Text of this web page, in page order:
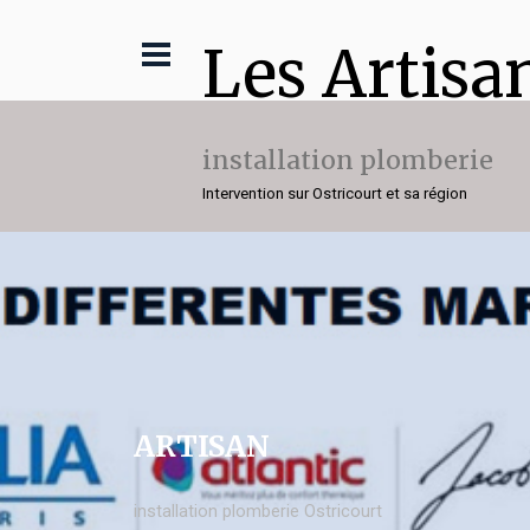
Les
installation plomberie
Intervention sur Ostricourt et sa région
ARTISAN
installation plomberie Ostricourt